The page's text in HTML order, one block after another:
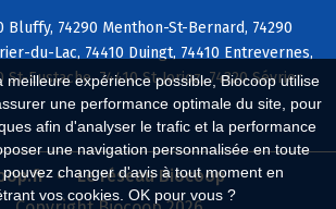
meilleure expérience possible, Biocoop utilise
une performance optimale du site, pour
afin d'analyser le trafic et la performance
une navigation personnalisée en toute
changer d'avis à tout moment en
vos cookies. OK pour vous ?
Bluffy, 74290 Menthon-St-Bernard, 74290
du-Lac, 74410 Duingt, 74410 Entrevernes,
St-Eustache, 74410 St-Jorioz, 74320 Sévrier,
Le réseau Biocoop